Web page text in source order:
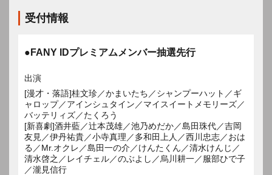
受付情報
●FANY IDプレミアムメンバー抽選先行
出演
[漫才・落語]桂文珍／かまいたち／シャンプーハット／ギ
ャロップ／アインシュタイン／マイスイートメモリーズ／
バッテリィズ／たくろう
[新喜劇]酒井藍／辻本茂雄／池乃めだか／島田珠代／吉岡
友見／伊丹祐貴／小寺真理／多和田上人／西川忠志／おは
る／Mr.オクレ／島田一の介／けんたくん／清水けんじ／
清水啓之／レイチェル／のぶよし／烏川耕一／服部ひで子
／瀧見信行